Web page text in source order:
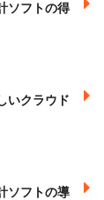
ソフトの得
いクラウド
ソフトの導